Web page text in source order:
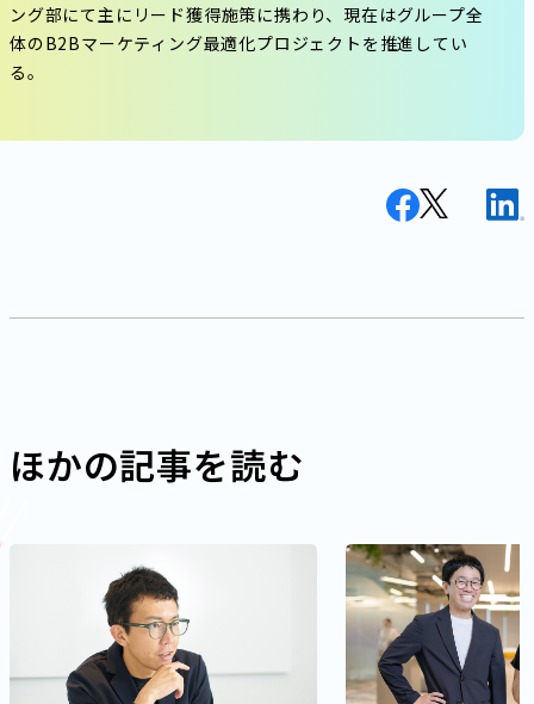
ング部にて主にリード獲得施策に携わり、現在はグループ全
体のB2Bマーケティング最適化プロジェクトを推進してい
る。
ほかの記事を読む